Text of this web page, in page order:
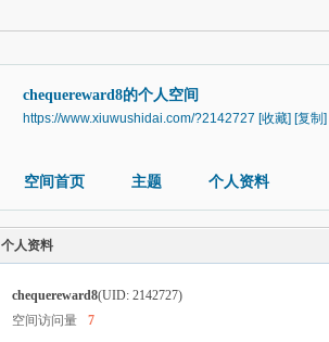
chequereward8的个人空间
https://www.xiuwushidai.com/?2142727 [收藏] [复制]
空间首页 主题 个人资料
个人资料
chequereward8(UID: 2142727)
空间访问量
7